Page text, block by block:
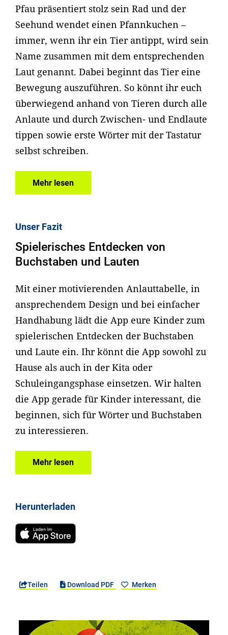
Pfau präsentiert stolz sein Rad und der
Seehund wendet einen Pfannkuchen –
immer, wenn ihr ein Tier antippt, wird sein
Name zusammen mit dem entsprechenden
Laut genannt. Dabei beginnt das Tier eine
Bewegung auszuführen. So könnt ihr euch
überwiegend anhand von Tieren durch alle
Anlaute und durch Zwischen- und Endlaute
tippen sowie erste Wörter mit der Tastatur
selbst schreiben.
Mehr lesen
Unser Fazit
Spielerisches Entdecken von
Buchstaben und Lauten
Mit einer motivierenden Anlauttabelle, in
ansprechendem Design und bei einfacher
Handhabung lädt die App eure Kinder zum
spielerischen Entdecken der Buchstaben
und Laute ein. Ihr könnt die App sowohl zu
Hause als auch in der Kita oder
Schuleingangsphase einsetzen. Wir halten
die App gerade für Kinder interessant, die
beginnen, sich für Wörter und Buchstaben
zu interessieren.
Mehr lesen
Herunterladen
Teilen Download PDF Merken